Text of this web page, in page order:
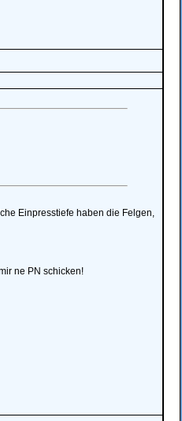
Einpresstiefe haben die Felgen,
ne PN schicken!